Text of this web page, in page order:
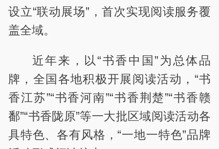
设立“联动展场”，首次实现阅读服务覆
盖全域。
近年来，以“书香中国”为总体品
牌，全国各地积极开展阅读活动，“书
香江苏”“书香河南”“书香荆楚”“书香赣
鄱”“书香陇原”等一大批区域阅读活动各
具特色、各有风格，“一地一特色”品牌